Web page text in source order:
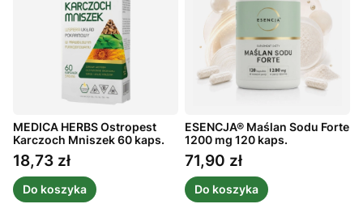
MEDICA HERBS Ostropest
Karczoch Mniszek 60 kaps.
Cena
18,73 zł
Do koszyka
ESENCJA® Maślan Sodu Forte
1200 mg 120 kaps.
Cena
71,90 zł
Do koszyka